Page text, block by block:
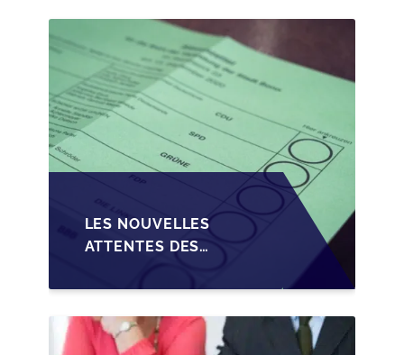
LES NOUVELLES
ATTENTES DES
TRANSMISSION DES
PME BELGES